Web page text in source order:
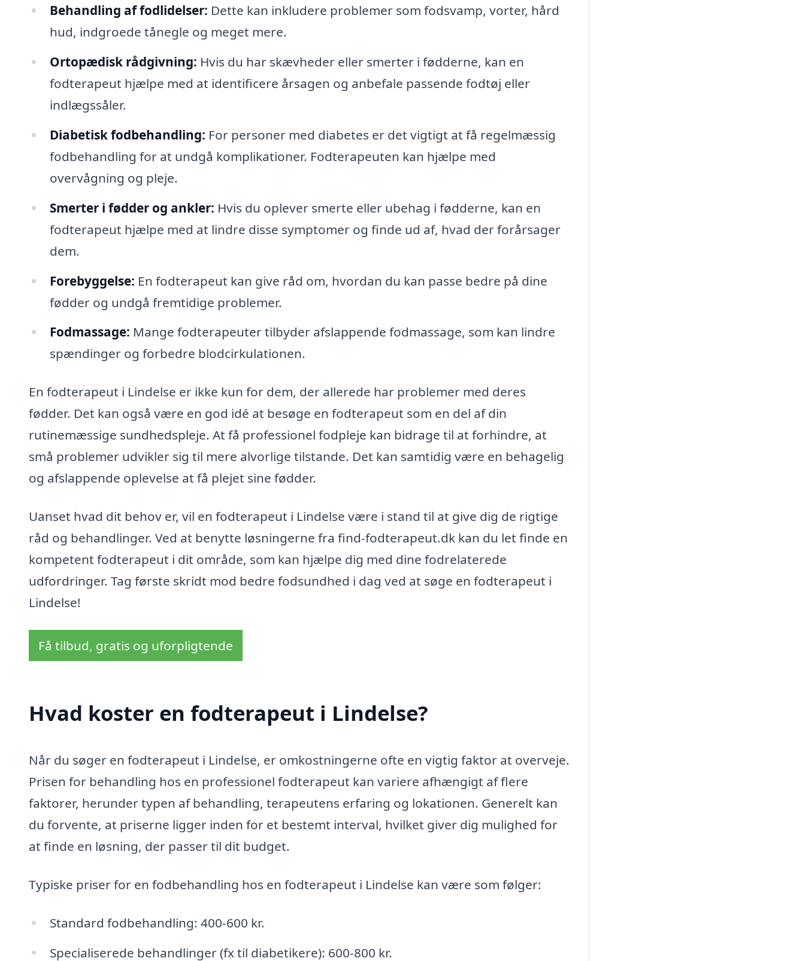
Behandling af fodlidelser: Dette kan inkludere problemer som fodsvamp, vorter, hård
hud, indgroede tånegle og meget mere.
Ortopædisk rådgivning: Hvis du har skævheder eller smerter i fødderne, kan en
fodterapeut hjælpe med at identificere årsagen og anbefale passende fodtøj eller
indlægssåler.
Diabetisk fodbehandling: For personer med diabetes er det vigtigt at få regelmæssig
fodbehandling for at undgå komplikationer. Fodterapeuten kan hjælpe med
overvågning og pleje.
Smerter i fødder og ankler: Hvis du oplever smerte eller ubehag i fødderne, kan en
fodterapeut hjælpe med at lindre disse symptomer og finde ud af, hvad der forårsager
dem.
Forebyggelse: En fodterapeut kan give råd om, hvordan du kan passe bedre på dine
fødder og undgå fremtidige problemer.
Fodmassage: Mange fodterapeuter tilbyder afslappende fodmassage, som kan lindre
spændinger og forbedre blodcirkulationen.
En fodterapeut i Lindelse er ikke kun for dem, der allerede har problemer med deres
fødder. Det kan også være en god idé at besøge en fodterapeut som en del af din
rutinemæssige sundhedspleje. At få professionel fodpleje kan bidrage til at forhindre, at
små problemer udvikler sig til mere alvorlige tilstande. Det kan samtidig være en behagelig
og afslappende oplevelse at få plejet sine fødder.
Uanset hvad dit behov er, vil en fodterapeut i Lindelse være i stand til at give dig de rigtige
råd og behandlinger. Ved at benytte løsningerne fra find-fodterapeut.dk kan du let finde en
kompetent fodterapeut i dit område, som kan hjælpe dig med dine fodrelaterede
udfordringer. Tag første skridt mod bedre fodsundhed i dag ved at søge en fodterapeut i
Lindelse!
Få tilbud, gratis og uforpligtende
Hvad koster en fodterapeut i Lindelse?
Når du søger en fodterapeut i Lindelse, er omkostningerne ofte en vigtig faktor at overveje.
Prisen for behandling hos en professionel fodterapeut kan variere afhængigt af flere
faktorer, herunder typen af behandling, terapeutens erfaring og lokationen. Generelt kan
du forvente, at priserne ligger inden for et bestemt interval, hvilket giver dig mulighed for
at finde en løsning, der passer til dit budget.
Typiske priser for en fodbehandling hos en fodterapeut i Lindelse kan være som følger:
Standard fodbehandling: 400-600 kr.
Specialiserede behandlinger (fx til diabetikere): 600-800 kr.